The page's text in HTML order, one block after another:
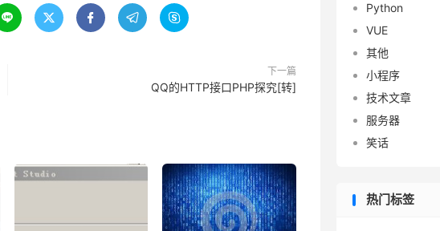
    
下一篇
QQ的HTTP接口PHP探究[转]
Python
VUE
其他
小程序
技术文章
服务器
笑话
热门标签